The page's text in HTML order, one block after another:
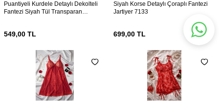
Puantiyeli Kurdele Detaylı Dekolteli
Fantezi Siyah Tül Transparan
549,00 TL
Siyah Korse Detaylı Çoraplı Fantezi
Jartiyer 7133
699,00 TL